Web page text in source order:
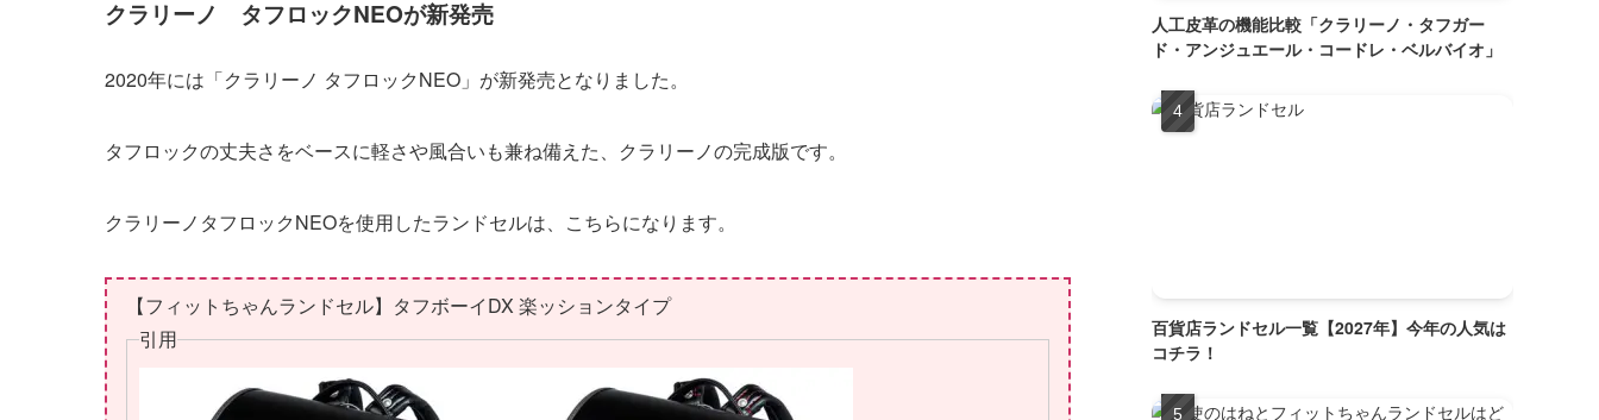
クラリーノ タフロックNEOが新発売
2020年には「クラリーノ タフロックNEO」が新発売となりました。
タフロックの丈夫さをベースに軽さや風合いも兼ね備えた、クラリーノの完成版です。
クラリーノタフロックNEOを使用したランドセルは、こちらになります。
【フィットちゃんランドセル】タフボーイDX 楽ッションタイプ
引用
人工皮革の機能比較「クラリーノ・タフガー
ド・アンジュエール・コードレ・ベルバイオ」
百貨店ランドセル一覧【2027年】今年の人気は
コチラ！